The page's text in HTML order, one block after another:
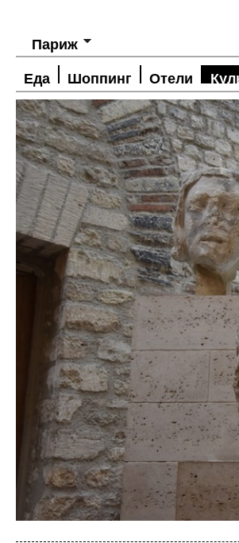
Париж
Еда Шоппинг Отели